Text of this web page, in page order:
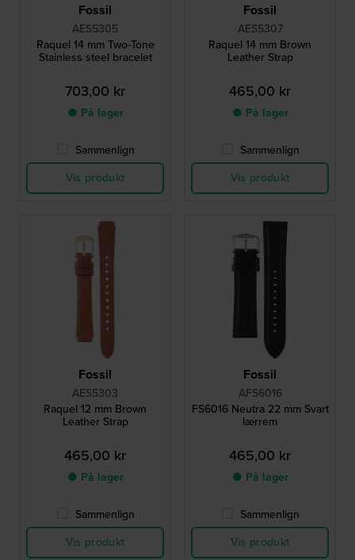
Fossil
AES5305
Raquel 14 mm Two-Tone
Stainless steel bracelet
703,00 kr
● På lager
Sammenlign
Vis produkt
Fossil
AES5307
Raquel 14 mm Brown
Leather Strap
465,00 kr
● På lager
Sammenlign
Vis produkt
Fossil
AES5303
Raquel 12 mm Brown
Leather Strap
465,00 kr
● På lager
Sammenlign
Vis produkt
Fossil
AFS6016
FS6016 Neutra 22 mm Svart
lærrem
465,00 kr
● På lager
Sammenlign
Vis produkt